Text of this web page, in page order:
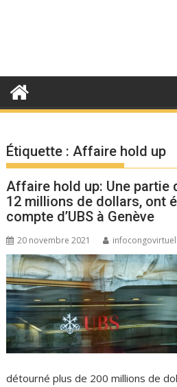
Étiquette :Affaire hold up
Affaire hold up: Une partie
12 millions de dollars, ont
compte d’UBS à Genève
20 novembre 2021 infocongovirtuel
détourné plus de 200 millions de